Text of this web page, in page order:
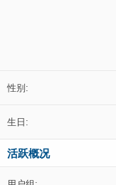
性别:
生日:
活跃概况